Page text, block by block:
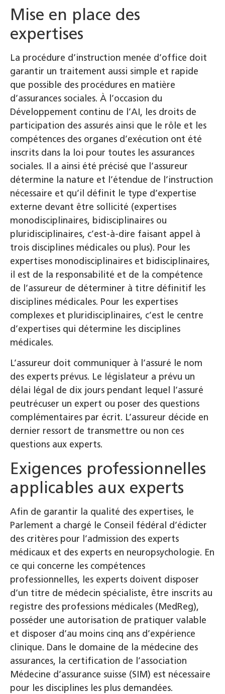
Mise en place des
expertises
La procédure d’instruction menée d’office doit
garantir un traitement aussi simple et rapide
que possible des procédures en matière
d’assurances sociales. À l’occasion du
Développement continu de l’AI, les droits de
participation des assurés ainsi que le rôle et les
compétences des organes d’exécution ont été
inscrits dans la loi pour toutes les assurances
sociales. Il a ainsi été précisé que l’assureur
détermine la nature et l’étendue de l’instruction
nécessaire et qu’il définit le type d’expertise
externe devant être sollicité (expertises
monodisciplinaires, bidisciplinaires ou
pluridisciplinaires, c’est-à-dire faisant appel à
trois disciplines médicales ou plus). Pour les
expertises monodisciplinaires et bidisciplinaires,
il est de la responsabilité et de la compétence
de l’assureur de déterminer à titre définitif les
disciplines médicales. Pour les expertises
complexes et pluridisciplinaires, c’est le centre
d’expertises qui détermine les disciplines
médicales.
L’assureur doit communiquer à l’assuré le nom
des experts prévus. Le législateur a prévu un
délai légal de dix jours pendant lequel l’assuré
peutrécuser un expert ou poser des questions
complémentaires par écrit. L’assureur décide en
dernier ressort de transmettre ou non ces
questions aux experts.
Exigences professionnelles
applicables aux experts
Afin de garantir la qualité des expertises, le
Parlement a chargé le Conseil fédéral d’édicter
des critères pour l’admission des experts
médicaux et des experts en neuropsychologie. En
ce qui concerne les compétences
professionnelles, les experts doivent disposer
d’un titre de médecin spécialiste, être inscrits au
registre des professions médicales (MedReg),
posséder une autorisation de pratiquer valable
et disposer d’au moins cinq ans d’expérience
clinique. Dans le domaine de la médecine des
assurances, la certification de l’association
Médecine d’assurance suisse (SIM) est nécessaire
pour les disciplines les plus demandées.